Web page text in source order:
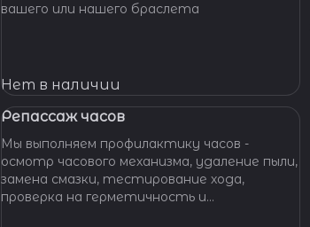
вашего или нашего браслета
Нет в наличии
Репассаж часов
Мы выполняем профилактику часов -
осмотр часового механизма, удаление пыли,
замена смазки, тестирование хода,
проверка на герметичность и